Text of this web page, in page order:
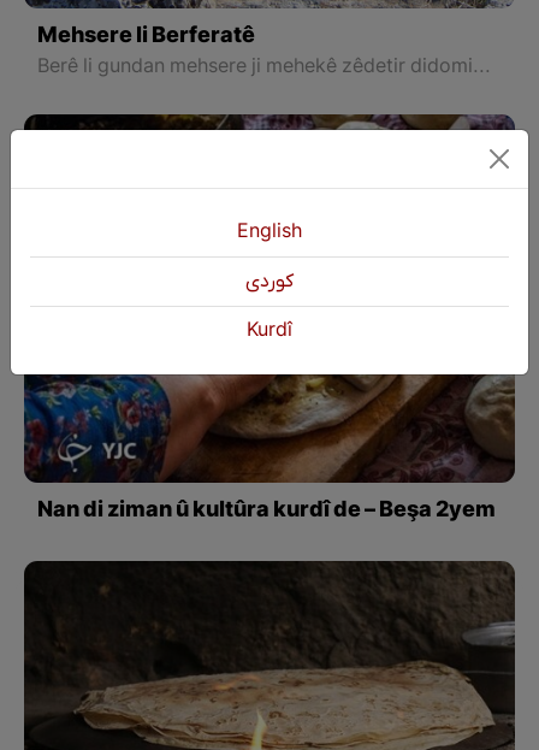
Mehsere li Berferatê
Berê li gundan mehsere ji mehekê zêdetir didomiya û di wê navê de malbat bi temamî li nav rez û rêzikan dijiyan.
Nan di ziman û kultûra kurdî de – Beşa 2yem
English
كوردی
Kurdî